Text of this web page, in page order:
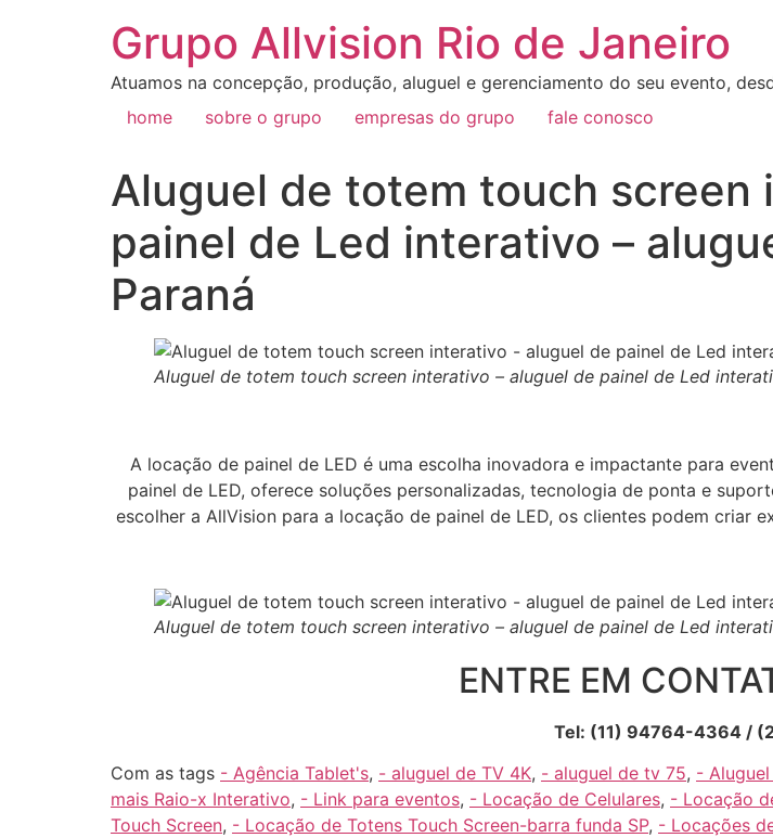
Grupo Allvision Rio de Janeiro
Atuamos na concepção, produção, aluguel e gerenciamento do seu evento,
home
sobre o grupo empresas do grupo fale conosco
Aluguel de totem touch screen
painel de Led interativo –
Paraná
Aluguel de totem touch screen interativo – aluguel de painel de Led
A locação de painel de LED é uma escolha inovadora e impactante para
painel de LED, oferece soluções personalizadas, tecnologia de ponta e
escolher a AllVision para a locação de painel de LED, os clientes podem criar
Aluguel de totem touch screen interativo – aluguel de painel de Led
ENTRE EM
Tel: (11) 94764-4364 /
Com as tags - Agência Tablet's, - aluguel de TV 4K, - aluguel de tv 75, -
mais Raio-x Interativo, - Link para eventos, - Locação de Celulares, - Locação
Touch Screen, - Locação de Totens Touch Screen-barra funda SP, - Locações